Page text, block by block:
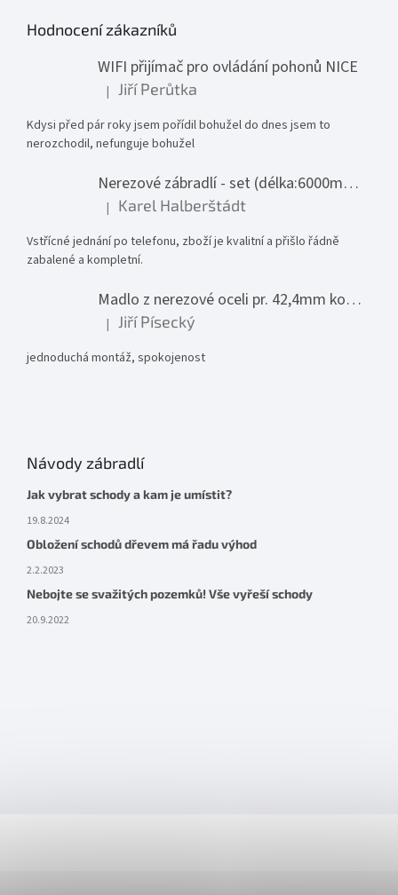
Hodnocení zákazníků
WIFI přijímač pro ovládání pohonů NICE
Hodnocení produktu je 1 z 5 hvězdiček.
| Jiří Perůtka
Kdysi před pár roky jsem pořídil bohužel do dnes jsem to
nerozchodil, nefunguje bohužel
Nerezové zábradlí - set (délka:6000mm x výška:1000mm)
Hodnocení produktu je 5 z 5 hvězdiček.
| Karel Halberštádt
Vstřícné jednání po telefonu, zboží je kvalitní a přišlo řádně
zabalené a kompletní.
Madlo z nerezové oceli pr. 42,4mm komplet - model 0116 - 3000mm
Hodnocení produktu je 5 z 5 hvězdiček.
| Jiří Písecký
jednoduchá montáž, spokojenost
Návody zábradlí
Jak vybrat schody a kam je umístit?
19.8.2024
Obložení schodů dřevem má řadu výhod
2.2.2023
Nebojte se svažitých pozemků! Vše vyřeší schody
20.9.2022